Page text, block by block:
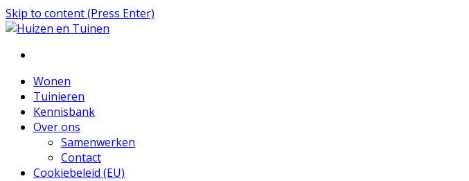
Skip to content (Press Enter)
Huizen en Tuinen
Inspiratie voor wonen en tuinieren
Wonen
Tuinieren
Kennisbank
Over ons
Samenwerken
Contact
Cookiebeleid (EU)